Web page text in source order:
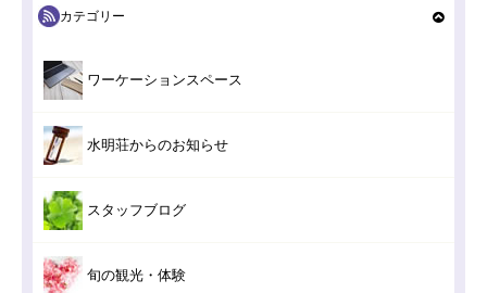
カテゴリー
ワーケーションスペース
水明荘からのお知らせ
スタッフブログ
旬の観光・体験